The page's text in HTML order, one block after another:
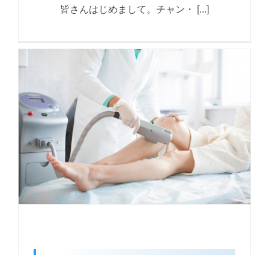
皆さんはじめまして。チャン・ [...]